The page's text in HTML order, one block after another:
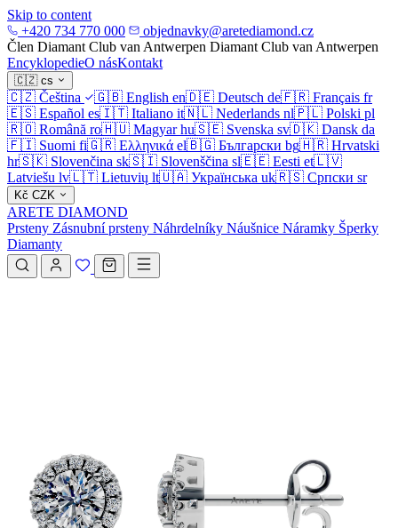
Skip to content
+420 734 770 000
objednavky@aretediamond.cz
Člen Diamant Club van Antwerpen Diamant Club van Antwerpen
EncyklopedieO násKontakt
🇨🇿 cs
🇨🇿 Čeština 🇬🇧 English en🇩🇪 Deutsch de🇫🇷 Français fr
🇪🇸 Español es🇮🇹 Italiano it🇳🇱 Nederlands nl🇵🇱 Polski pl
🇷🇴 Română ro🇭🇺 Magyar hu🇸🇪 Svenska sv🇩🇰 Dansk da
🇫🇮 Suomi fi🇬🇷 Ελληνικά el🇧🇬 Български bg🇭🇷 Hrvatski
hr🇸🇰 Slovenčina sk🇸🇮 Slovenščina sl🇪🇪 Eesti et🇱🇻
Latviešu lv🇱🇹 Lietuvių lt🇺🇦 Українська uk🇷🇸 Српски sr
Kč CZK
ARETE DIAMOND
Prsteny Zásnubní prsteny Náhrdelníky Náušnice Náramky Šperky
Diamanty